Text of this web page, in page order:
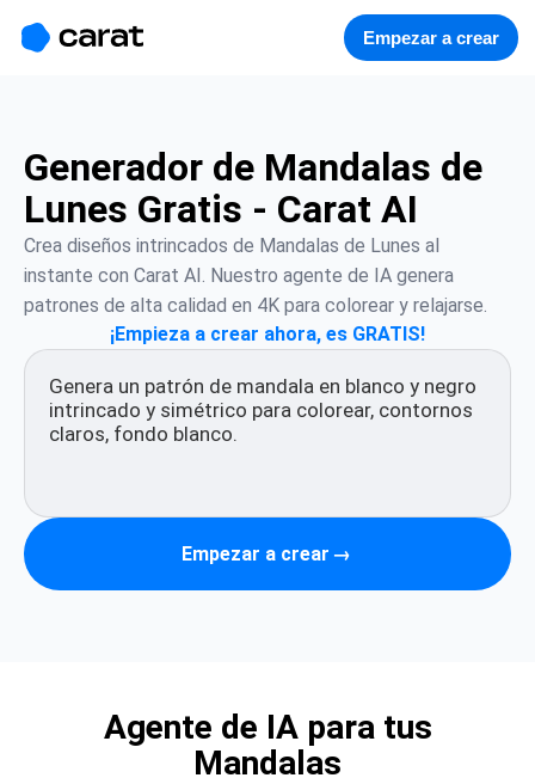
Empezar a crear
Generador de Mandalas de
Lunes Gratis - Carat AI
Crea diseños intrincados de Mandalas de Lunes al
instante con Carat AI. Nuestro agente de IA genera
patrones de alta calidad en 4K para colorear y relajarse.
¡Empieza a crear ahora, es GRATIS!
Empezar a crear →
Agente de IA para tus
Mandalas